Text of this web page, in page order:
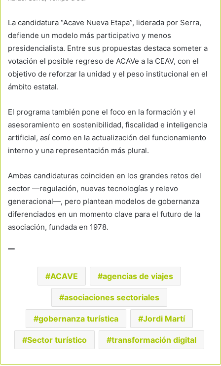
La candidatura “Acave Nueva Etapa”, liderada por Serra,
defiende un modelo más participativo y menos
presidencialista. Entre sus propuestas destaca someter a
votación el posible regreso de ACAVe a la CEAV, con el
objetivo de reforzar la unidad y el peso institucional en el
ámbito estatal.
El programa también pone el foco en la formación y el
asesoramiento en sostenibilidad, fiscalidad e inteligencia
artificial, así como en la actualización del funcionamiento
interno y una representación más plural.
Ambas candidaturas coinciden en los grandes retos del
sector —regulación, nuevas tecnologías y relevo
generacional—, pero plantean modelos de gobernanza
diferenciados en un momento clave para el futuro de la
asociación, fundada en 1978.
ACAVE agencias de viajes
asociaciones sectoriales
gobernanza turística Jordi Martí
Sector turístico transformación digital